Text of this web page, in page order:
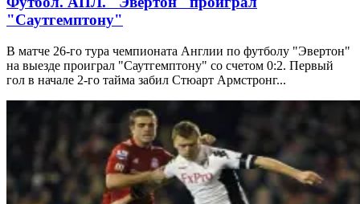
"Саутгемптону"
В матче 26-го тура чемпионата Англии по футболу "Эвертон"
на выезде проиграл "Саутгемптону" со счетом 0:2. Первый
гол в начале 2-го тайма забил Стюарт Армстронг...